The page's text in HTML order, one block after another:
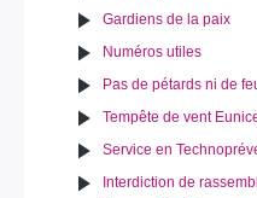
Gardiens de la paix
Numéros utiles
Pas de pétards ni de
Tempête de vent
Service en
Interdiction de